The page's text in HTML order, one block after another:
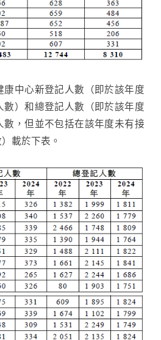
康中心新登記人數（即於該年度
數）和總登記人數（即於該年度
數，但並不包括在該年度未有接
載於下表。